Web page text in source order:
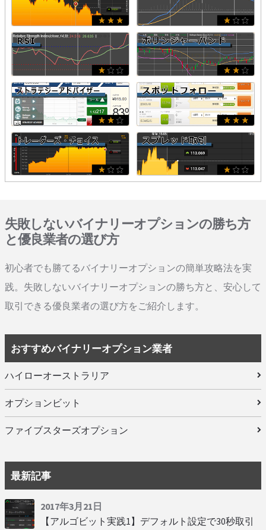
失敗しないバイナリーオプションの勝ち方
と優良業者の選び方
初心者でも勝てるバイナリーオプションの簡単攻略法を実
践。失敗しないバイナリーオプションの勝ち方と、安心して
取引できる優良業者の選び方をご紹介します。
おすすめバイナリーオプション業者
ハイローオーストラリア
オプションビット
ファイブスターズオプション
最新記事
2017年3月21日
【アルゴビット実践1】デフォルト設定で30秒取引